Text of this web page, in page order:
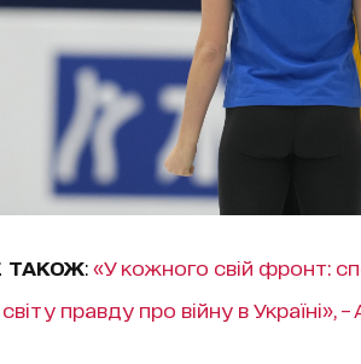
ТАКОЖ: «У кожного свій фронт:
правду про війну в Україні»,